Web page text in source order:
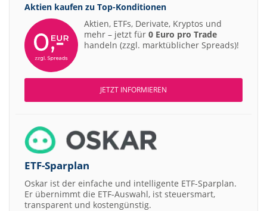
Aktien kaufen zu Top-Konditionen
Aktien, ETFs, Derivate, Kryptos und
mehr – jetzt für 0 Euro pro Trade
handeln (zzgl. marktüblicher Spreads)!
JETZT INFORMIEREN
ETF-Sparplan
Oskar ist der einfache und intelligente ETF-Sparplan.
Er übernimmt die ETF-Auswahl, ist steuersmart,
transparent und kostengünstig.